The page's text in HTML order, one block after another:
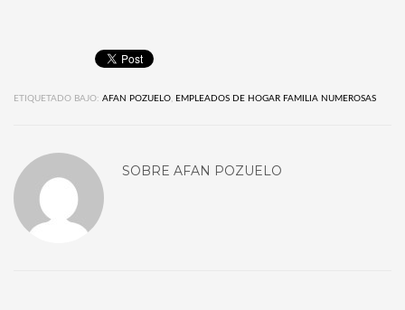
ETIQUETADO BAJO: AFAN POZUELO EMPLEADOS DE HOGAR FAMILIA NUMEROSAS
SOBRE AFAN POZUELO